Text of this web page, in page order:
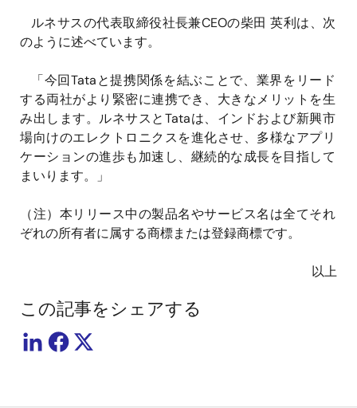
ルネサスの代表取締役社長兼CEOの柴田 英利は、次
のように述べています。
「今回Tataと提携関係を結ぶことで、業界をリード
する両社がより緊密に連携でき、大きなメリットを生
み出します。ルネサスとTataは、インドおよび新興市
場向けのエレクトロニクスを進化させ、多様なアプリ
ケーションの進歩も加速し、継続的な成長を目指して
まいります。」
（注）本リリース中の製品名やサービス名は全てそれ
ぞれの所有者に属する商標または登録商標です。
以上
この記事をシェアする